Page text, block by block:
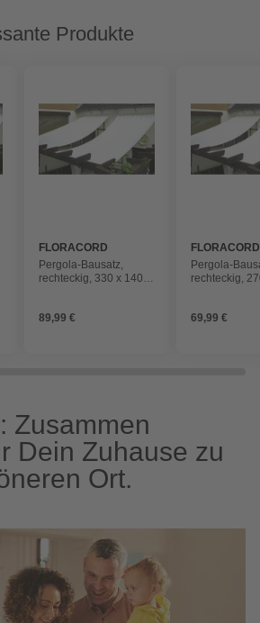
Produkte
FLORACORD
Pergola-Bausatz,
rechteckig, 330 x 140
89,99 €
FLORACORD
Pergola-
rechteckig,
69,99 €
Zusammen
Dein Zuhause zu
Ort.